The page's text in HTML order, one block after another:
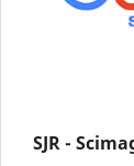
SJR -